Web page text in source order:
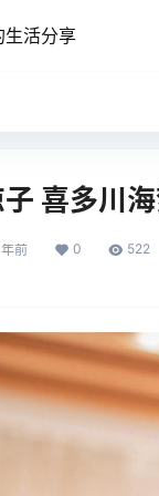
生活分享
喜多川
前 0 522